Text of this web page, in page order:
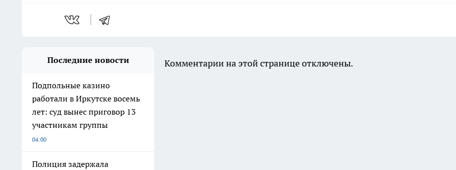
Последние новости
Подпольные казино
работали в Иркутске восемь
лет: суд вынес приговор 13
участникам группы
04:00
Полиция задержала
Комментарии на этой странице отключены.